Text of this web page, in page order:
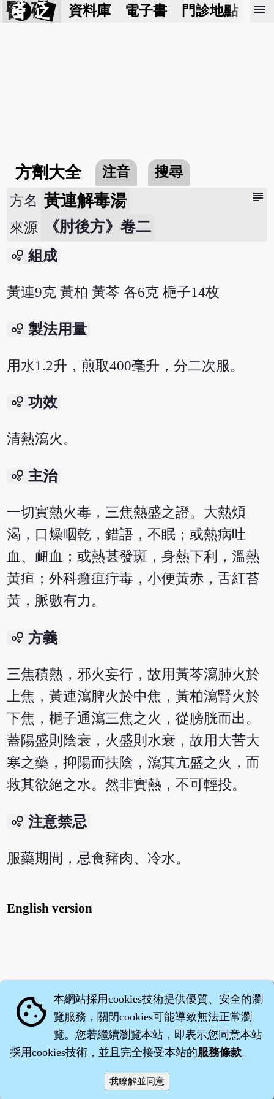
醫 砭 資料庫 電子書 門診地點 預
menu
方劑大全 注音 搜尋
subject
方名 黃連解毒湯
來源 《肘後方》卷二
bubble_chart 組成
黃連9克 黃柏 黃芩 各6克 梔子14枚
bubble_chart 製法用量
用水1.2升，煎取400毫升，分二次服。
bubble_chart 功效
清熱瀉火。
bubble_chart 主治
一切實熱火毒，三焦熱盛之證。大熱煩
渴，口燥咽乾，錯語，不眠；或熱病吐
血、衄血；或熱甚發斑，身熱下利，溫熱
黃疸；外科癰疽疔毒，小便黃赤，舌紅苔
黃，脈數有力。
bubble_chart 方義
三焦積熱，邪火妄行，故用黃芩瀉肺火於
上焦，黃連瀉脾火於中焦，黃柏瀉腎火於
下焦，梔子通瀉三焦之火，從膀胱而出。
蓋陽盛則陰衰，火盛則水衰，故用大苦大
寒之藥，抑陽而扶陰，瀉其亢盛之火，而
救其欲絕之水。然非實熱，不可輕投。
bubble_chart 注意禁忌
服藥期間，忌食豬肉、冷水。
English version
‧沈藥子©2008～2026
cookie 本網站採用cookies技術提供優質、安全的瀏
覽服務，關閉cookies可能導致無法正常瀏
覽。您若繼續瀏覽本站，即表示您同意本站
採用cookies技術，並且完全接受本站的服務條款。